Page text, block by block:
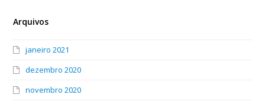
Arquivos
janeiro 2021
dezembro 2020
novembro 2020